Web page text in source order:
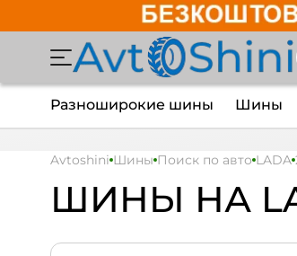
Разноширокие шины Шины
Avtoshini Шины Поиск по авто LADA
ШИНЫ НА